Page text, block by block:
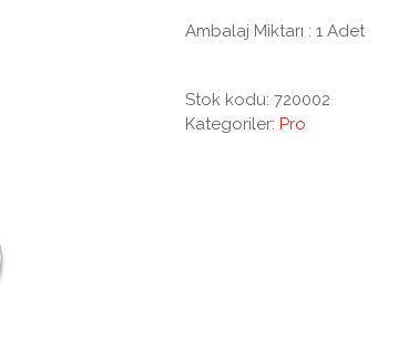
Ambalaj Miktarı : 1 Adet
Stok kodu: 720002
Kategoriler: Pro